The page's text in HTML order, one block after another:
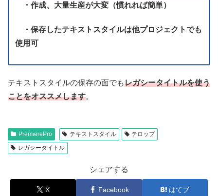
・作成、大量生産が大変（慣れれば簡単）
・保存したテキストスタイルは他プロジェクトでも
使用可
テキストスタイルの保存の面でもレガシータイトルを使う
ことをオススメします。
PremierePro テキストスタイル
テロップ
レガシータイトル
シェアする
X Facebook はてブ